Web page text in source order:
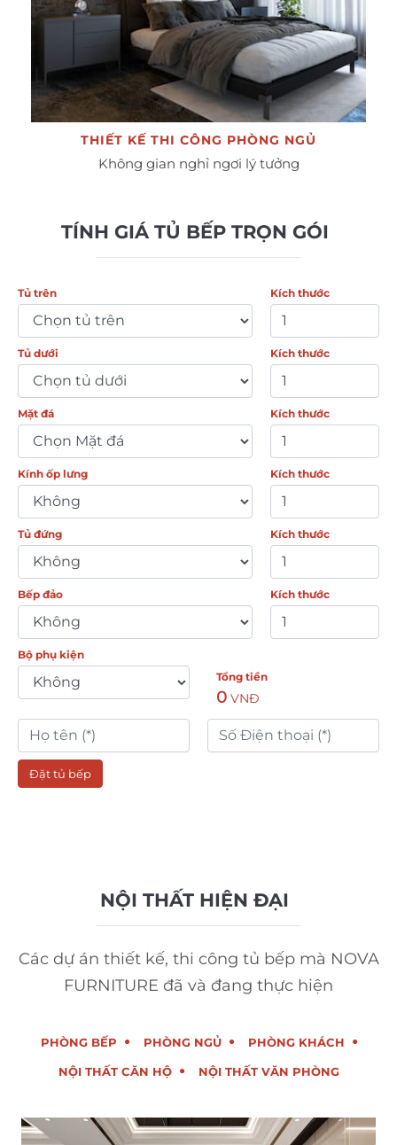
THIẾT KẾ THI CÔNG PHÒNG NGỦ
Không gian nghỉ ngơi lý tưởng
TÍNH GIÁ TỦ BẾP TRỌN GÓI
Tủ trên Kích thước
Tủ dưới Kích thước
Mặt đá Kích thước
Kính ốp lưng Kích thước
Tủ đứng Kích thước
Bếp đảo Kích thước
Bộ phụ kiện
Tổng tiền
0 VNĐ
Đặt tủ bếp
NỘI THẤT HIỆN ĐẠI
Các dự án thiết kế, thi công tủ bếp mà NOVA
FURNITURE đã và đang thực hiện
PHÒNG BẾP PHÒNG NGỦ PHÒNG KHÁCH
NỘI THẤT CĂN HỘ NỘI THẤT VĂN PHÒNG